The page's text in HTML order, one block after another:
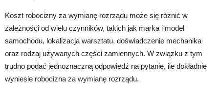
Koszt robocizny za wymianę rozrządu może się różnić w
zależności od wielu czynników, takich jak marka i model
samochodu, lokalizacja warsztatu, doświadczenie mechanika
oraz rodzaj używanych części zamiennych. W związku z tym
trudno podać jednoznaczną odpowiedź na pytanie, ile dokładnie
wyniesie robocizna za wymianę rozrządu.